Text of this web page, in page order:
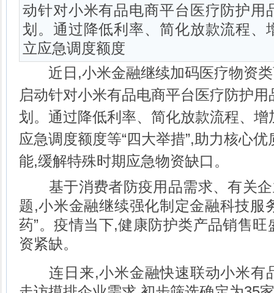
动针对小米有品电商平台医疗防护用
划。通过降低利率、简化放款流程、
立应急调度额度
近日,小米金融继续加码医疗物资类
启动针对小米有品电商平台医疗防护
划。通过降低利率、简化放款流程、
应急调度额度等“四大举措”,助力核心
能,缓解特殊时期应急物资缺口。
基于消费者防疫用品需求、有关企
题,小米金融继续强化制定金融科技服
药”。疫情当下,健康防护类产品销售
资紧缺。
连日来,小米金融快速联动小米有